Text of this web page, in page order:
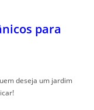
para
deseja um jardim